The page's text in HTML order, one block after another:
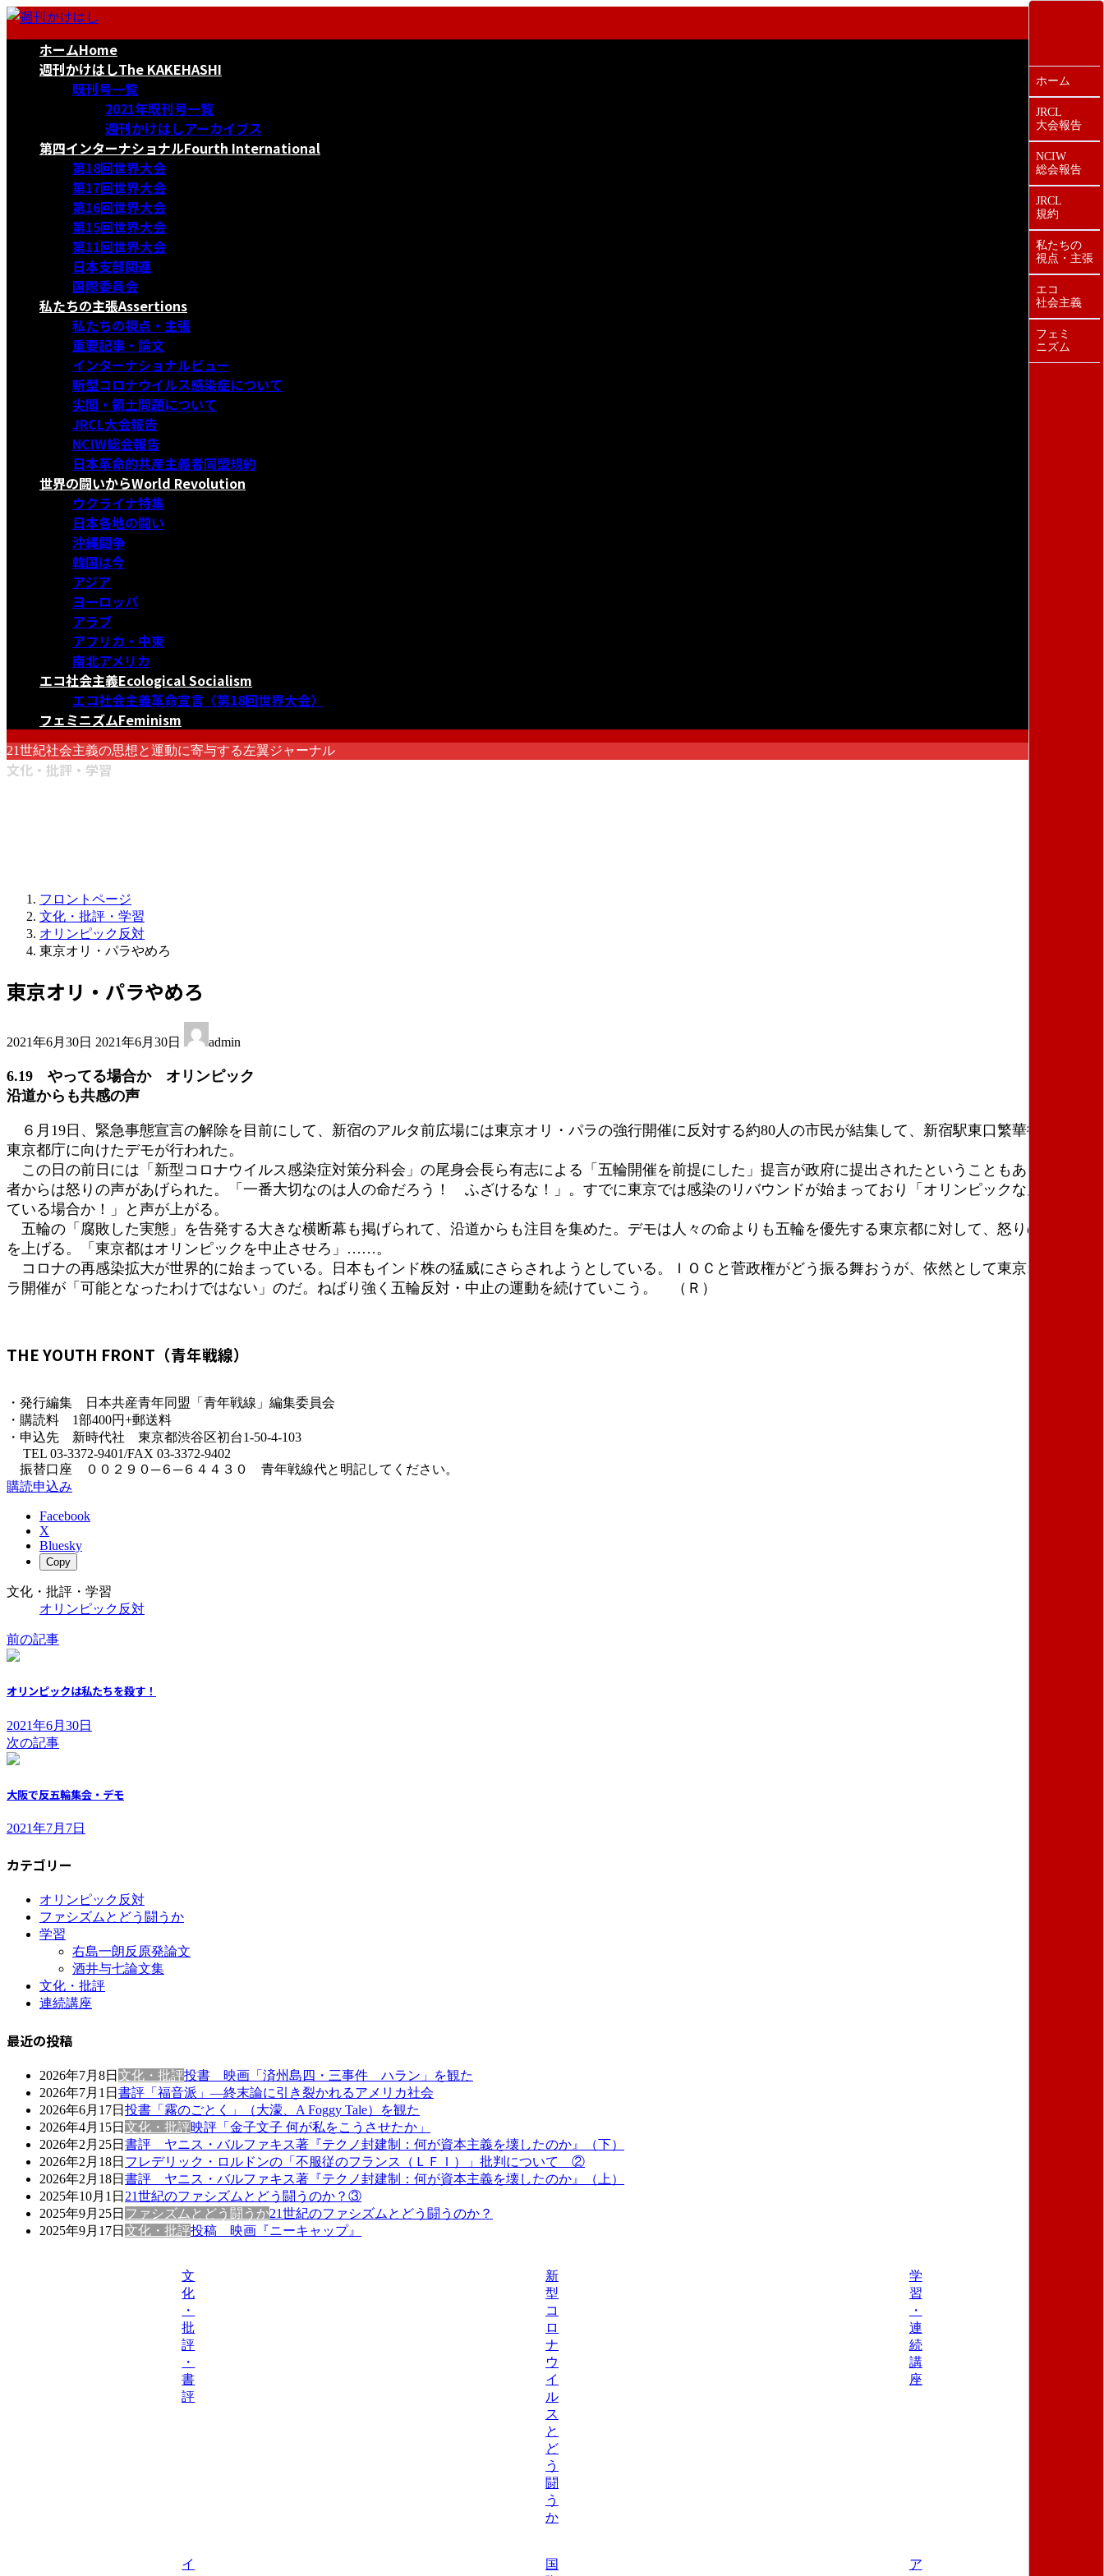
コ
ナ
ホームHome
週刊かけはしThe KAKEHASHI
既刊号一覧
2021年既刊号一覧
週刊かけはしアーカイブス
第四インターナショナルFourth International
第18回世界大会
第17回世界大会
第16回世界大会
第15回世界大会
第11回世界大会
日本支部関連
国際委員会
私たちの主張Assertions
私たちの視点・主張
重要記事・論文
インターナショナルビュー
新型コロナウイルス感染症について
尖閣・領土問題について
JRCL大会報告
NCIW総会報告
日本革命的共産主義者同盟規約
世界の闘いからWorld Revolution
ウクライナ特集
日本各地の闘い
沖縄闘争
韓国は今
アジア
ヨーロッパ
アラブ
アフリカ・中東
南北アメリカ
エコ社会主義Ecological Socialism
エコ社会主義革命宣言〈第18回世界大会〉
フェミニズムFeminism
21世紀社会主義の思想と運動に寄与する左翼ジャーナル
文化・批評・学習
フロントページ
文化・批評・学習
オリンピック反対
東京オリ・パラやめろ
東京オリ・パラやめろ
2021年6月30日 終
新
日
:
2021年6月30日 admin
6.19 やってる場合か オリンピック
沿道からも共感の声
６月19日、緊急事態宣言の解除を目前にして、新宿のアルタ前広場には東京オリ・パラの強行開催に反対する約80人の市民が結集して、新宿駅東口繁華街から、
東京都庁に向けたデモが行われた。
この日の前日には「新型コロナウイルス感染症対策分科会」の尾身会長ら有志による「五輪開催を前提にした」提言が政府に提出されたということもあり、参加
者からは怒りの声があげられた。「一番大切なのは人の命だろう！ ふざけるな！」。すでに東京では感染のリバウンドが始まっており「オリンピックなんかやっ
ている場合か！」と声が上がる。
五輪の「腐敗した実態」を告発する大きな横断幕も掲げられて、沿道からも注目を集めた。デモは人々の命よりも五輪を優先する東京都に対して、怒りのコール
を上げる。「東京都はオリンピックを中止させろ」……。
コロナの再感染拡大が世界的に始まっている。日本もインド株の猛威にさらされようとしている。ＩＯＣと菅政権がどう振る舞おうが、依然として東京オリ・パ
ラ開催が「可能となったわけではない」のだ。ねばり強く五輪反対・中止の運動を続けていこう。 （Ｒ）
THE YOUTH FRONT（青年戦線）
・発行編集 日本共産青年同盟「青年戦線」編集委員会
・購読料 1部400円+郵送料
・申込先 新時代社 東京都渋谷区初台1-50-4-103
TEL 03-3372-9401/FAX 03-3372-9402
振替口座 ００２９０─６─６４４３０ 青年戦線代と明記してください。
購読申込み
Facebook
X
Bluesky
Copy
文化・批評・学習
オリンピック反対
前の記事
オリンピックは私たちを殺す！
2021年6月30日
次の記事
大阪で反五輪集会・デモ
2021年7月7日
カテゴリー
オリンピック反対
ファシズムとどう闘うか
学習
右島一朗反原発論文
酒井与七論文集
文化・批評
連続講座
最近の投稿
2026年7月8日 文化・批評投書 映画「済州島四・三事件 ハラン」を観た
2026年7月1日 書評「福音派」―終末論に引き裂かれるアメリカ社会
2026年6月17日 投書「霧のごとく」（大濛、A Foggy Tale）を観た
2026年4月15日 文化・批評映評「金子文子 何が私をこうさせたか」
2026年2月25日 書評 ヤニス・バルファキス著『テクノ封建制：何が資本主義を壊したのか』（下）
2026年2月18日 フレデリック・ロルドンの「不服従のフランス（ＬＦＩ）」批判について ②
2026年2月18日 書評 ヤニス・バルファキス著『テクノ封建制：何が資本主義を壊したのか』（上）
2025年10月1日 21世紀のファシズムとどう闘うのか？③
2025年9月25日 ファシズムとどう闘うか21世紀のファシズムとどう闘うのか？
2025年9月17日 文化・批評投稿 映画『ニーキャップ』
文
化
・
批
評
・
書
評
新
型
コ
ロ
ナ
ウ
イ
ル
ス
と
ど
う
闘
う
か
学
習
・
連
続
講
座
イ
国
ア
ホーム
JRCL
大会報告
NCIW
総会報告
JRCL
規約
私たちの
視点・主張
エコ
社会主義
フェミ
ニズム